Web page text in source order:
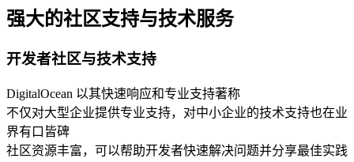
强大的社区支持与技术服务
开发者社区与技术支持
DigitalOcean 以其快速响应和专业支持著称
不仅对大型企业提供专业支持，对中小企业的技术支持也在业
界有口皆碑
社区资源丰富，可以帮助开发者快速解决问题并分享最佳实践